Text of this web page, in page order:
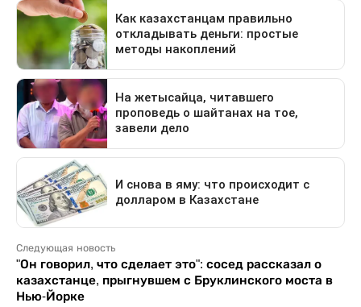
Следующая новость
"Он говорил, что сделает это": сосед рассказал о
казахстанце, прыгнувшем с Бруклинского моста в
Нью-Йорке